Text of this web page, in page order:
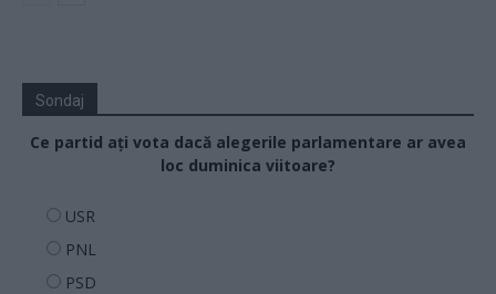
Sondaj
Ce partid ați vota dacă alegerile parlamentare ar avea
loc duminica viitoare?
USR
PNL
PSD